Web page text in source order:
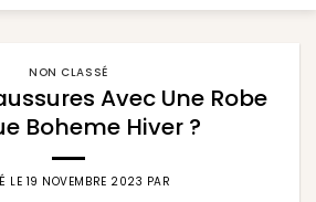
NON CLASSÉ
Avec Une Robe
Boheme Hiver ?
LE 19 NOVEMBRE 2023 PAR